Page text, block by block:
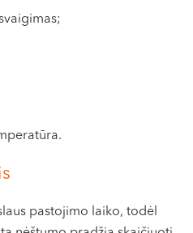
pastojimo laiko, todėl